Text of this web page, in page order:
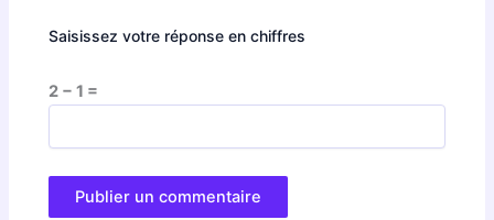
Saisissez votre réponse en chiffres
2 − 1 =